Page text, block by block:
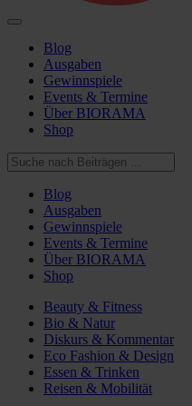
Blog
Ausgaben
Gewinnspiele
Events & Termine
Über BIORAMA
Shop
Blog
Ausgaben
Gewinnspiele
Events & Termine
Über BIORAMA
Shop
Beauty & Fitness
Bio & Natur
Diskurs & Kommentar
Eco Fashion & Design
Essen & Trinken
Reisen & Mobilität